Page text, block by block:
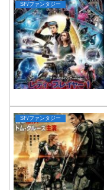
SF/ファンタジー
SF/ファンタジー